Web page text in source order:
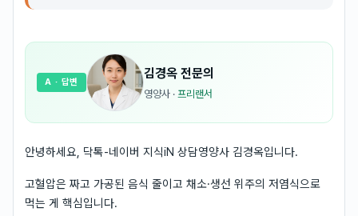
김경옥 전문의
영양사 · 프리랜서
A · 답변
안녕하세요, 닥톡-네이버 지식iN 상담영양사 김경옥입니다.
고혈압은 짜고 가공된 음식 줄이고 채소·생선 위주의 저염식으로
먹는 게 핵심입니다.